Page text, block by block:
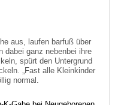
aus, laufen barfuß über
dabei ganz nebenbei ihre
spürt den Untergrund
„Fast alle Kleinkinder
normal.